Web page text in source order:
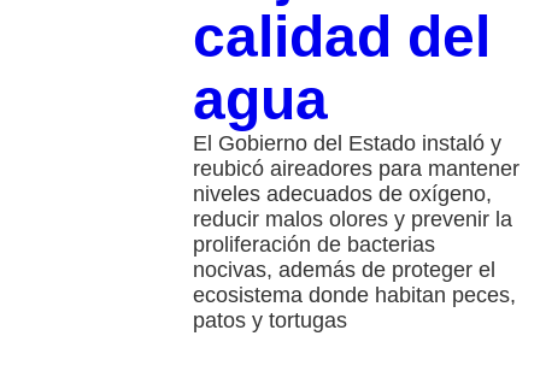
calidad del
agua
El Gobierno del Estado instaló y
reubicó aireadores para mantener
niveles adecuados de oxígeno,
reducir malos olores y prevenir la
proliferación de bacterias
nocivas, además de proteger el
ecosistema donde habitan peces,
patos y tortugas